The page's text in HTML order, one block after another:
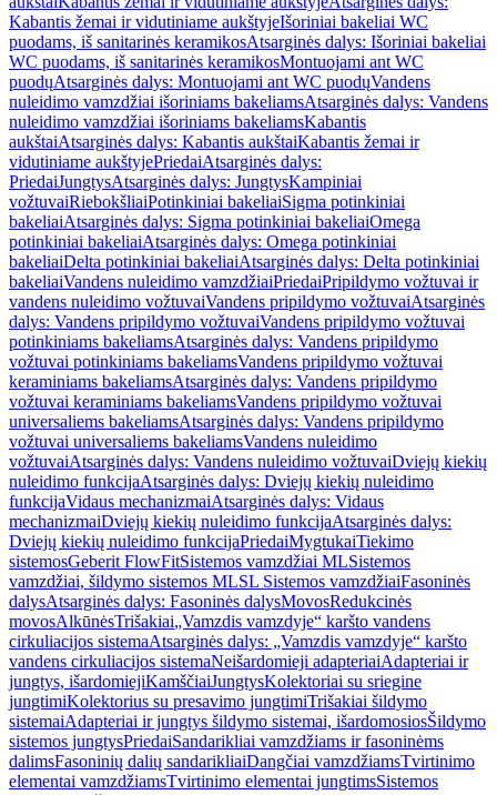
Kabantis žemai ir vidutiniame aukštyjeIšoriniai bakeliai WC
puodams, iš sanitarinės keramikosAtsarginės dalys: Išoriniai bakeliai
WC puodams, iš sanitarinės keramikosMontuojami ant WC
puodųAtsarginės dalys: Montuojami ant WC puodųVandens
nuleidimo vamzdžiai išoriniams bakeliamsAtsarginės dalys: Vandens
nuleidimo vamzdžiai išoriniams bakeliamsKabantis
aukštaiAtsarginės dalys: Kabantis aukštaiKabantis žemai ir
vidutiniame aukštyjePriedaiAtsarginės dalys:
PriedaiJungtysAtsarginės dalys: JungtysKampiniai
vožtuvaiRiebokšliaiPotinkiniai bakeliaiSigma potinkiniai
bakeliaiAtsarginės dalys: Sigma potinkiniai bakeliaiOmega
potinkiniai bakeliaiAtsarginės dalys: Omega potinkiniai
bakeliaiDelta potinkiniai bakeliaiAtsarginės dalys: Delta potinkiniai
bakeliaiVandens nuleidimo vamzdžiaiPriedaiPripildymo vožtuvai ir
vandens nuleidimo vožtuvaiVandens pripildymo vožtuvaiAtsarginės
dalys: Vandens pripildymo vožtuvaiVandens pripildymo vožtuvai
potinkiniams bakeliamsAtsarginės dalys: Vandens pripildymo
vožtuvai potinkiniams bakeliamsVandens pripildymo vožtuvai
keraminiams bakeliamsAtsarginės dalys: Vandens pripildymo
vožtuvai keraminiams bakeliamsVandens pripildymo vožtuvai
universaliems bakeliamsAtsarginės dalys: Vandens pripildymo
vožtuvai universaliems bakeliamsVandens nuleidimo
vožtuvaiAtsarginės dalys: Vandens nuleidimo vožtuvaiDviejų kiekių
nuleidimo funkcijaAtsarginės dalys: Dviejų kiekių nuleidimo
funkcijaVidaus mechanizmaiAtsarginės dalys: Vidaus
mechanizmaiDviejų kiekių nuleidimo funkcijaAtsarginės dalys:
Dviejų kiekių nuleidimo funkcijaPriedaiMygtukaiTiekimo
sistemosGeberit FlowFitSistemos vamzdžiai MLSistemos
vamzdžiai, šildymo sistemos MLSL Sistemos vamzdžiaiFasoninės
dalysAtsarginės dalys: Fasoninės dalysMovosRedukcinės
movosAlkūnėsTrišakiai„Vamzdis vamzdyje“ karšto vandens
cirkuliacijos sistemaAtsarginės dalys: „Vamzdis vamzdyje“ karšto
vandens cirkuliacijos sistemaNeišardomieji adapteriaiAdapteriai ir
jungtys, išardomiejiKamščiaiJungtysKolektoriai su sriegine
jungtimiKolektorius su presavimo jungtimiTrišakiai šildymo
sistemaiAdapteriai ir jungtys šildymo sistemai, išardomosiosŠildymo
sistemos jungtysPriedaiSandarikliai vamzdžiams ir fasoninėms
dalimsFasoninių dalių sandarikliaiDangčiai vamzdžiamsTvirtinimo
elementai vamzdžiamsTvirtinimo elementai jungtimsSistemos